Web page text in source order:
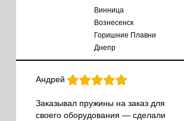
Винница
Вознесенск
Горишние Плавни
Днепр
Андрей
Заказывал пружины на заказ для
своего оборудования — сделали